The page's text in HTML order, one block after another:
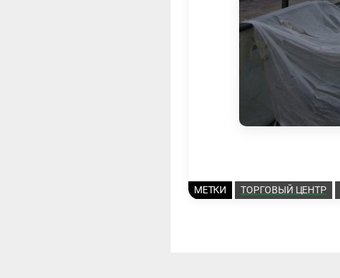
МЕТКИ ТОРГОВЫЙ ЦЕНТР